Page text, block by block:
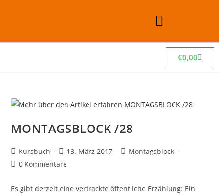
€0,00
MONTAGSBLOCK /28
Kursbuch 13. März 2017
Montagsblock
0 Kommentare
Es gibt derzeit eine vertrackte öffentliche Erzählung: Ein